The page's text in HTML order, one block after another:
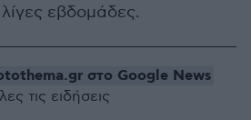
εβδομάδες.
στο Google News
τις ειδήσεις